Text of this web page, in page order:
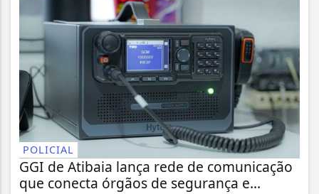
POLICIAL
GGI de Atibaia lança rede de comunicação
que conecta órgãos de segurança e...